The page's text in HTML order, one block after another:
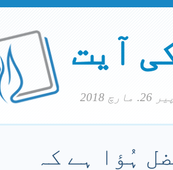
آیت
ہُؤا ہے کہ